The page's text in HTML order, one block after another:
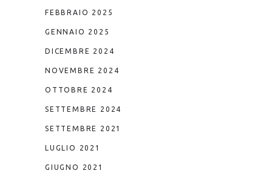
FEBBRAIO 2025
GENNAIO 2025
DICEMBRE 2024
NOVEMBRE 2024
OTTOBRE 2024
SETTEMBRE 2024
SETTEMBRE 2021
LUGLIO 2021
GIUGNO 2021